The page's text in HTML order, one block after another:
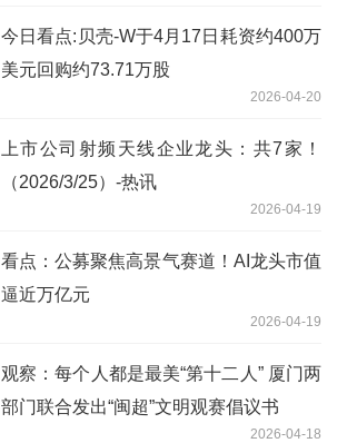
今日看点:贝壳-W于4月17日耗资约400万
美元回购约73.71万股
2026-04-20
上市公司射频天线企业龙头：共7家！
（2026/3/25）-热讯
2026-04-19
看点：公募聚焦高景气赛道！AI龙头市值
逼近万亿元
2026-04-19
观察：每个人都是最美“第十二人” 厦门两
部门联合发出“闽超”文明观赛倡议书
2026-04-18